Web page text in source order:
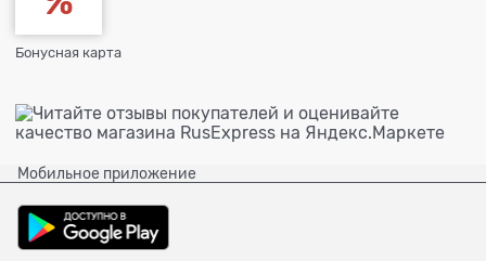
Бонусная карта
Мобильное приложение